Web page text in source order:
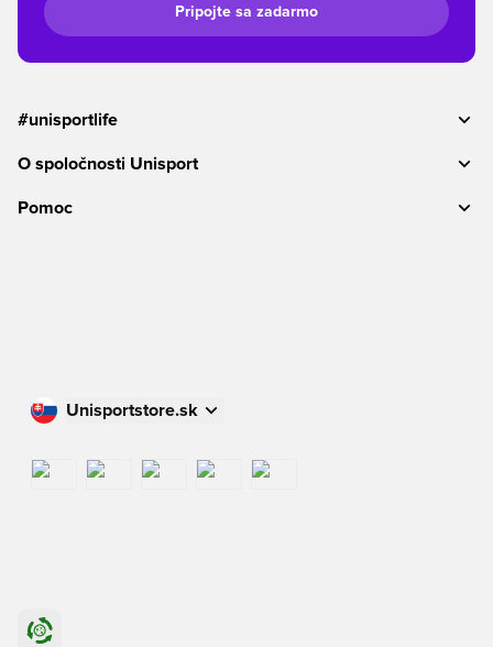
Pripojte sa zadarmo
#unisportlife
O spoločnosti Unisport
Pomoc
Unisportstore.sk
International